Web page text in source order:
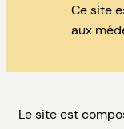
Ce site
aux
Le site est